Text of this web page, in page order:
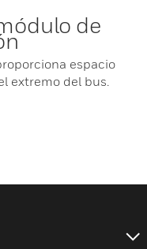
de
espacio
extremo del bus.